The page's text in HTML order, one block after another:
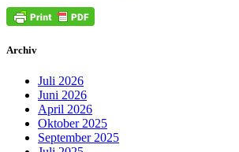
Archiv
Juli 2026
Juni 2026
April 2026
Oktober 2025
September 2025